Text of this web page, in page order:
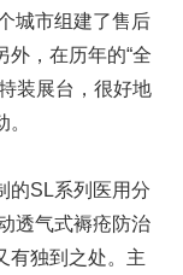
城市组建了售后
外，在历年的“全
装展台，很好地
SL系列医用分
透气式褥疮防治
有独到之处。主